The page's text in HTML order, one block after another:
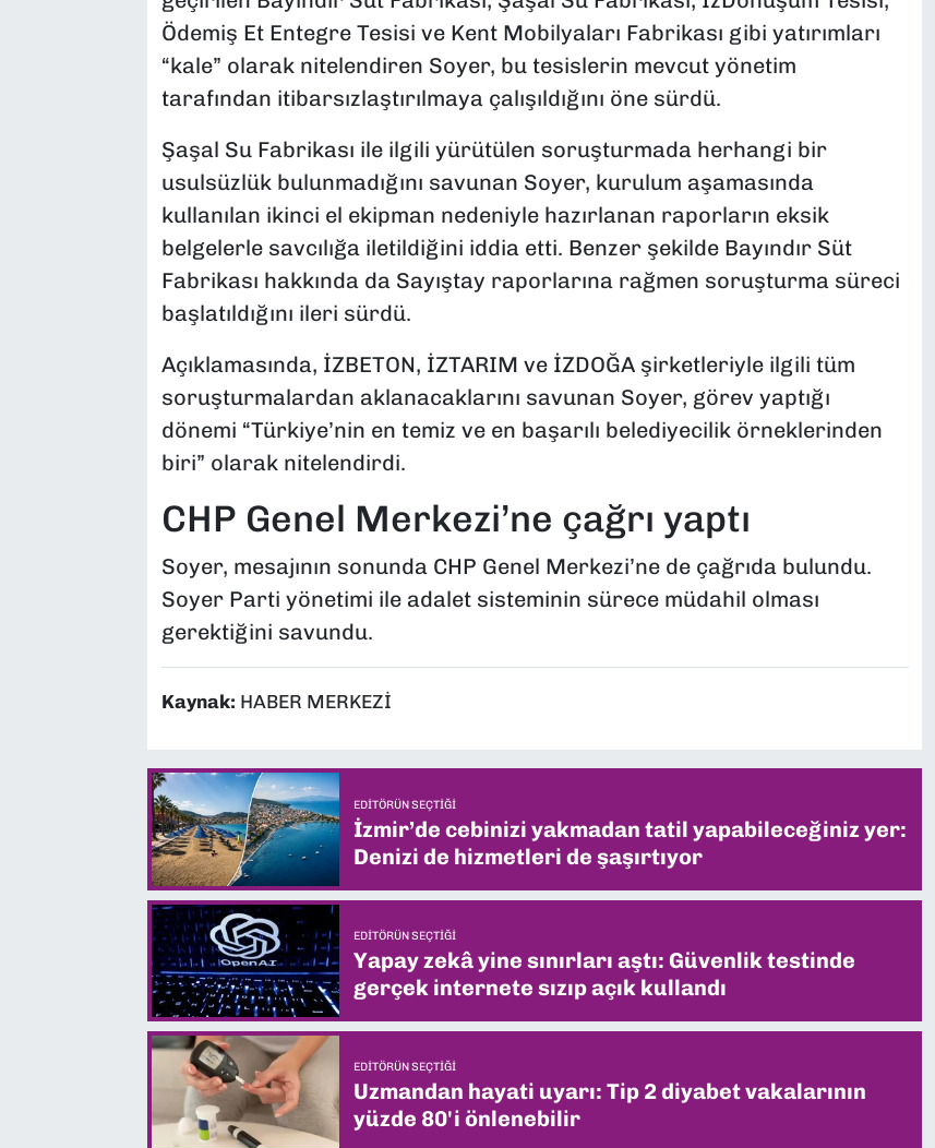
Ödemiş Et Entegre Tesisi ve Kent Mobilyaları Fabrikası gibi yatırımları
“kale” olarak nitelendiren Soyer, bu tesislerin mevcut yönetim
tarafından itibarsızlaştırılmaya çalışıldığını öne sürdü.
Şaşal Su Fabrikası ile ilgili yürütülen soruşturmada herhangi bir
usulsüzlük bulunmadığını savunan Soyer, kurulum aşamasında
kullanılan ikinci el ekipman nedeniyle hazırlanan raporların eksik
belgelerle savcılığa iletildiğini iddia etti. Benzer şekilde Bayındır Süt
Fabrikası hakkında da Sayıştay raporlarına rağmen soruşturma süreci
başlatıldığını ileri sürdü.
Açıklamasında, İZBETON, İZTARIM ve İZDOĞA şirketleriyle ilgili tüm
soruşturmalardan aklanacaklarını savunan Soyer, görev yaptığı
dönemi “Türkiye’nin en temiz ve en başarılı belediyecilik örneklerinden
biri” olarak nitelendirdi.
CHP Genel Merkezi’ne çağrı yaptı
Soyer, mesajının sonunda CHP Genel Merkezi’ne de çağrıda bulundu.
Soyer Parti yönetimi ile adalet sisteminin sürece müdahil olması
gerektiğini savundu.
Kaynak: HABER MERKEZİ
EDITÖRÜN SEÇTIĞI
İzmir’de cebinizi yakmadan tatil yapabileceğiniz yer:
Denizi de hizmetleri de şaşırtıyor
EDITÖRÜN SEÇTIĞI
Yapay zekâ yine sınırları aştı: Güvenlik testinde
gerçek internete sızıp açık kullandı
EDITÖRÜN SEÇTIĞI
Uzmandan hayati uyarı: Tip 2 diyabet vakalarının
yüzde 80'i önlenebilir